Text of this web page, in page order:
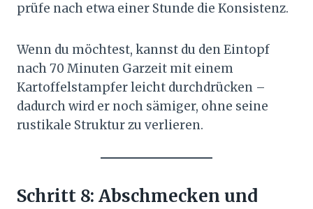
prüfe nach etwa einer Stunde die Konsistenz.
Wenn du möchtest, kannst du den Eintopf
nach 70 Minuten Garzeit mit einem
Kartoffelstampfer leicht durchdrücken –
dadurch wird er noch sämiger, ohne seine
rustikale Struktur zu verlieren.
Schritt 8: Abschmecken und